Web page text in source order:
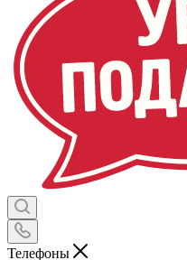
Телефоны